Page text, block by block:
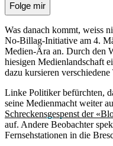
Folge mir
Was danach kommt, weiss
No-Billag-Initiative am 4.
Medien-Ära an. Durch den
hiesigen Medienlandschaft
dazu kursieren verschiedene
Linke Politiker befürchten,
seine Medienmacht weiter
Schreckensgespenst der
auf. Andere Beobachter
Fernsehstationen in die